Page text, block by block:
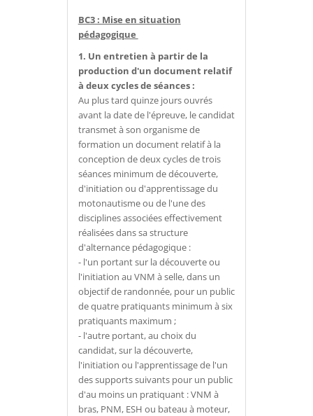
BC3 : Mise en situation
pédagogique
1. Un entretien à partir de la
production d'un document relatif
à deux cycles de séances :
Au plus tard quinze jours ouvrés
avant la date de l'épreuve, le candidat
transmet à son organisme de
formation un document relatif à la
conception de deux cycles de trois
séances minimum de découverte,
d'initiation ou d'apprentissage du
motonautisme ou de l'une des
disciplines associées effectivement
réalisées dans sa structure
d'alternance pédagogique :
- l'un portant sur la découverte ou
l'initiation au VNM à selle, dans un
objectif de randonnée, pour un public
de quatre pratiquants minimum à six
pratiquants maximum ;
- l'autre portant, au choix du
candidat, sur la découverte,
l'initiation ou l'apprentissage de l'un
des supports suivants pour un public
d'au moins un pratiquant : VNM à
bras, PNM, ESH ou bateau à moteur,